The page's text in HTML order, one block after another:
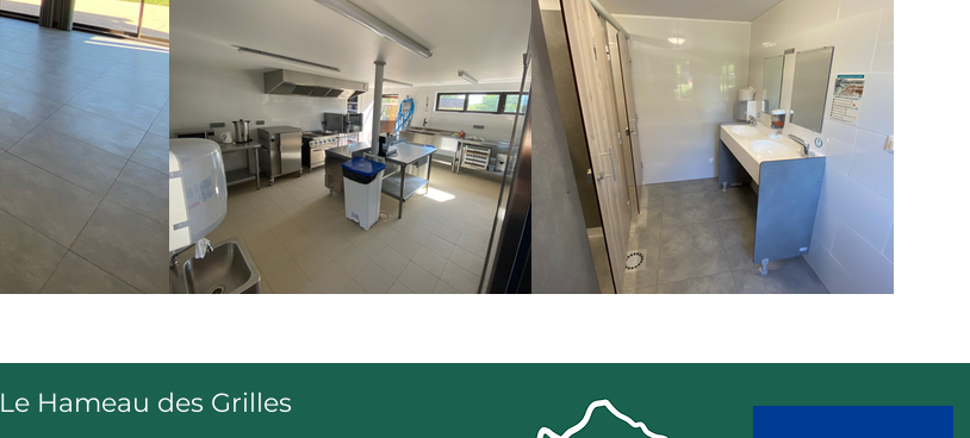
Le Hameau des Grilles